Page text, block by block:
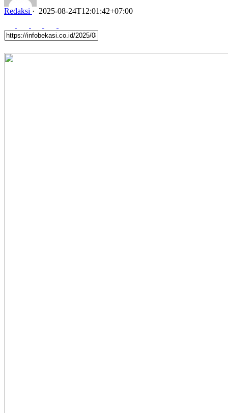
Redaksi · 2025-08-24T12:01:42+07:00